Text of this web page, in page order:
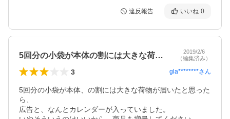
違反報告 いいね 0
5回分の小袋が本体の割には大きな荷物が…
2019/2/6
（編集済み）
3 gla********さん
5回分の小袋が本体、の割には大きな荷物が届いたと思った
ら、
広告と、なんとカレンダーが入っていました。